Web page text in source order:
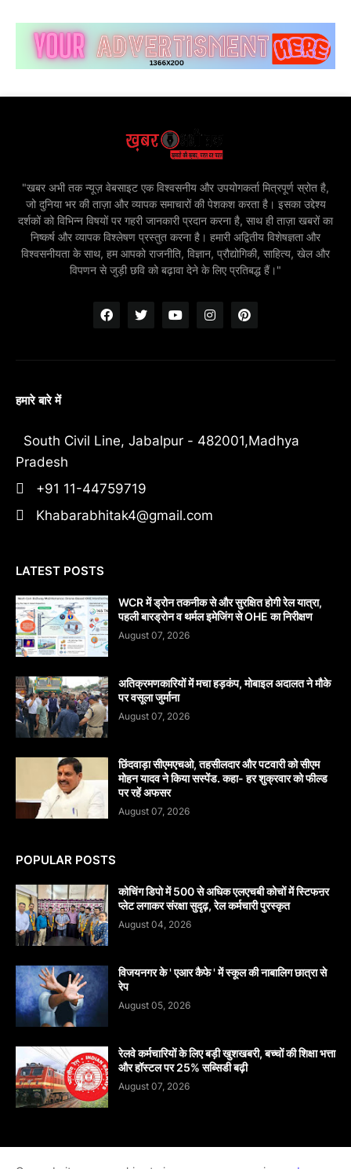
"खबर अभी तक न्यूज़ वेबसाइट एक विश्वसनीय और उपयोगकर्ता मित्रपूर्ण स्रोत है,
जो दुनिया भर की ताज़ा और व्यापक समाचारों की पेशकश करता है। इसका उद्देश्य
दर्शकों को विभिन्न विषयों पर गहरी जानकारी प्रदान करना है, साथ ही ताज़ा खबरों का
निष्कर्ष और व्यापक विश्लेषण प्रस्तुत करना है। हमारी अद्वितीय विशेषज्ञता और
विश्वसनीयता के साथ, हम आपको राजनीति, विज्ञान, प्रौद्योगिकी, साहित्य, खेल और
विपणन से जुड़ी छवि को बढ़ावा देने के लिए प्रतिबद्ध हैं।"
हमारे बारे में
South Civil Line, Jabalpur - 482001,Madhya
Pradesh
+91 11-44759719
Khabarabhitak4@gmail.com
LATEST POSTS
WCR में ड्रोन तकनीक से और सुरक्षित होगी रेल यात्रा,
पहली बारड्रोन व थर्मल इमेजिंग से OHE का निरीक्षण
August 07, 2026
अतिक्रमणकारियों में मचा हड़कंप, मोबाइल अदालत ने मौके
पर वसूला जुर्माना
August 07, 2026
छिंदवाड़ा सीएमएचओ, तहसीलदार और पटवारी को सीएम
मोहन यादव ने किया सस्पेंड. कहा- हर शुक्रवार को फील्ड
पर रहें अफसर
August 07, 2026
POPULAR POSTS
कोचिंग डिपो में 500 से अधिक एलएचबी कोचों में स्टिफऩर
प्लेट लगाकर संरक्षा सुदृढ़, रेल कर्मचारी पुरस्कृत
August 04, 2026
विजयनगर के ' एआर कैफे ' में स्कूल की नाबालिग छात्रा से
रेप
August 05, 2026
रेलवे कर्मचारियों के लिए बड़ी खुशखबरी, बच्चों की शिक्षा भत्ता
और हॉस्टल पर 25% सब्सिडी बढ़ी
August 07, 2026